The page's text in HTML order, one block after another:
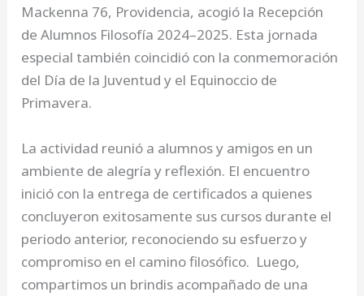
Mackenna 76, Providencia, acogió la Recepción
de Alumnos Filosofía 2024–2025. Esta jornada
especial también coincidió con la conmemoración
del Día de la Juventud y el Equinoccio de
Primavera.
La actividad reunió a alumnos y amigos en un
ambiente de alegría y reflexión. El encuentro
inició con la entrega de certificados a quienes
concluyeron exitosamente sus cursos durante el
periodo anterior, reconociendo su esfuerzo y
compromiso en el camino filosófico. Luego,
compartimos un brindis acompañado de una